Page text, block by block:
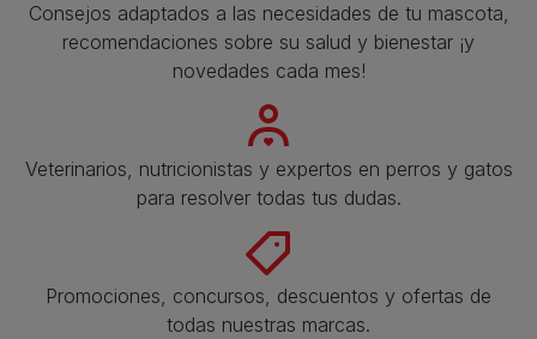
Consejos adaptados a las necesidades de tu mascota,
recomendaciones sobre su salud y bienestar ¡y
novedades cada mes!
Veterinarios, nutricionistas y expertos en perros y gatos
para resolver todas tus dudas.​
Promociones, concursos, descuentos y ofertas de
todas nuestras marcas.​